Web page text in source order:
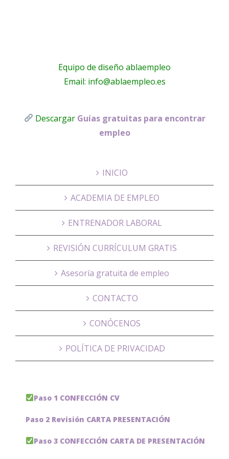
Equipo de diseño ablaempleo
Email: info@ablaempleo.es
Descargar Guías gratuitas para encontrar
empleo
INICIO
ACADEMIA DE EMPLEO
ENTRENADOR LABORAL
REVISIÓN CURRÍCULUM GRATIS
Asesoría gratuita de empleo
CONTACTO
CONÓCENOS
POLÍTICA DE PRIVACIDAD
Paso 1 CONFECCIÓN CV
Paso 2 Revisión CARTA PRESENTACIÓN
Paso 3 CONFECCIÓN CARTA DE PRESENTACIÓN